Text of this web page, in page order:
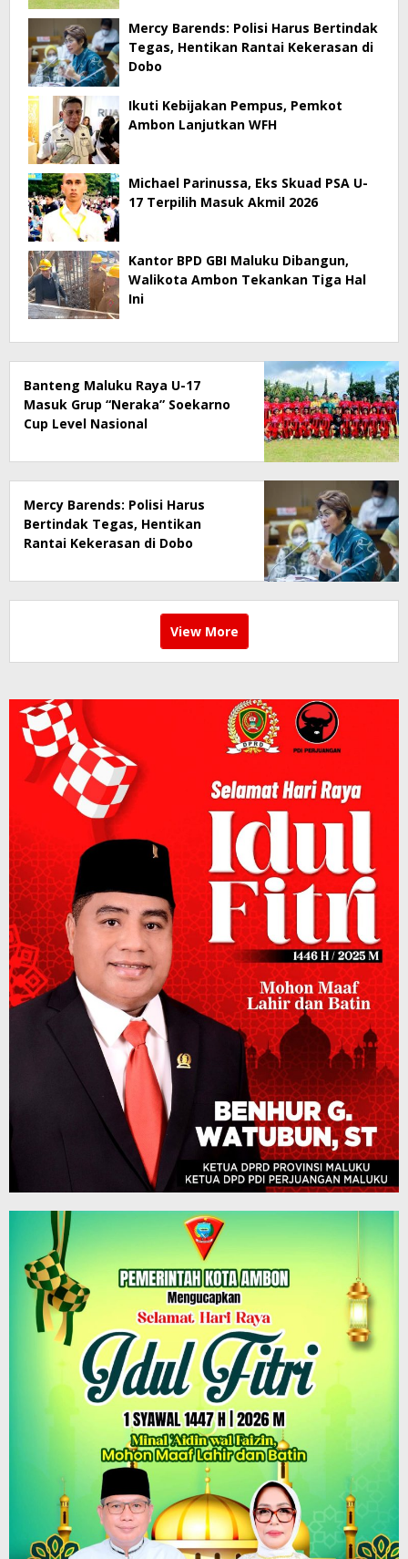
Mercy Barends: Polisi Harus Bertindak
Tegas, Hentikan Rantai Kekerasan di
Dobo
Ikuti Kebijakan Pempus, Pemkot
Ambon Lanjutkan WFH
Michael Parinussa, Eks Skuad PSA U-
17 Terpilih Masuk Akmil 2026
Kantor BPD GBI Maluku Dibangun,
Walikota Ambon Tekankan Tiga Hal
Ini
Banteng Maluku Raya U-17
Masuk Grup “Neraka” Soekarno
Cup Level Nasional
Mercy Barends: Polisi Harus
Bertindak Tegas, Hentikan
Rantai Kekerasan di Dobo
View More